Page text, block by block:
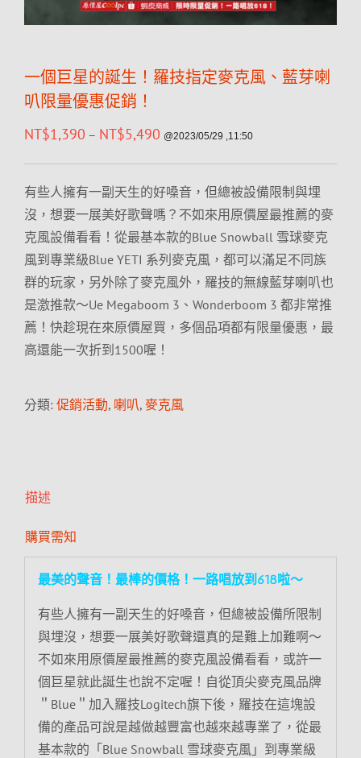
一個巨星的誕生！羅技指定麥克風、藍芽喇
叭限量優惠促銷！
NT$1,390 – NT$5,490 @2023/05/29 ,11:50
有些人擁有一副天生的好嗓音，但總被設備限制與埋
沒，想要一展美好歌聲嗎？不如來用原價屋最推薦的麥
克風設備看看！從最基本款的Blue Snowball 雪球麥克
風到專業級Blue YETI 系列麥克風，都可以滿足不同族
群的玩家，另外除了麥克風外，羅技的無線藍芽喇叭也
是激推款～Ue Megaboom 3、Wonderboom 3 都非常推
薦！快趁現在來原價屋買，多個品項都有限量優惠，最
高還能一次折到1500喔！
分類: 促銷活動, 喇叭, 麥克風
描述
購買需知
最美的聲音！最棒的價格！一路唱放到618啦～
有些人擁有一副天生的好嗓音，但總被設備所限制
與埋沒，想要一展美好歌聲還真的是難上加難啊～
不如來用原價屋最推薦的麥克風設備看看，或許一
個巨星就此誕生也說不定喔！自從頂尖麥克風品牌
＂Blue＂加入羅技Logitech旗下後，羅技在這塊設
備的產品可說是越做越豐富也越來越專業了，從最
基本款的「Blue Snowball 雪球麥克風」到專業級